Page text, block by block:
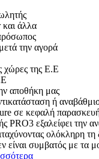
άλλα
την αγορά
χώρες της Ε.Ε
αποθήκη μας
ή
σε κεφαλή
PRO3 εξαλείφει την
ολόκληρη τη
είναι συμβατός με τα